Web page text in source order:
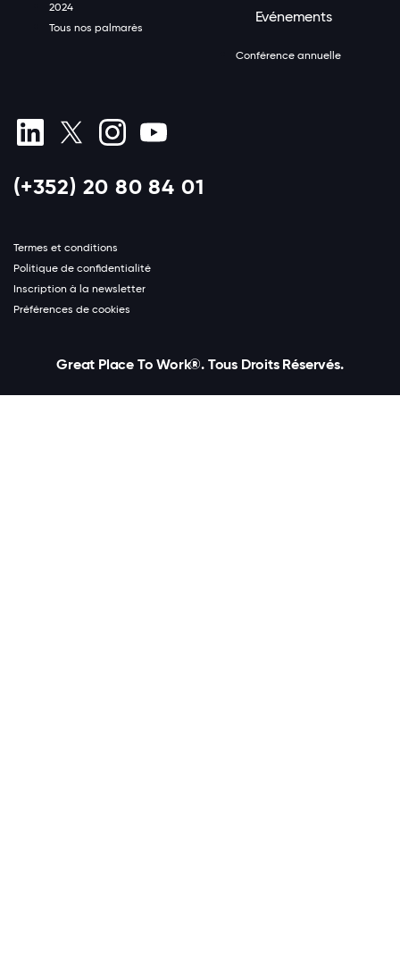
2024
Tous nos palmarès
Evénements
Conférence annuelle
(+352) 20 80 84 01
Termes et conditions
Politique de confidentialité
Inscription à la newsletter
Préférences de cookies
Great Place To Work®. Tous Droits Réservés.